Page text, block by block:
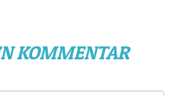
KOMMENTAR